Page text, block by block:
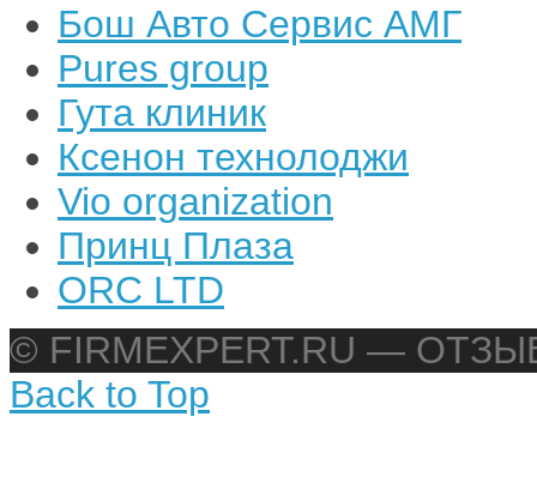
Бош Авто Сервис АМГ
Pures group
Гута клиник
Ксенон технолоджи
Vio organization
Принц Плаза
ORC LTD
© FIRMEXPERT.RU —
Back to Top